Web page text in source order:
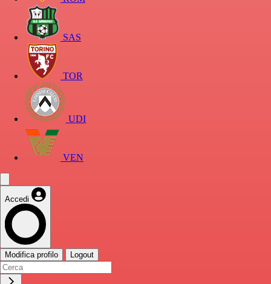
SAS
TOR
UDI
VEN
Accedi
Modifica profilo Logout